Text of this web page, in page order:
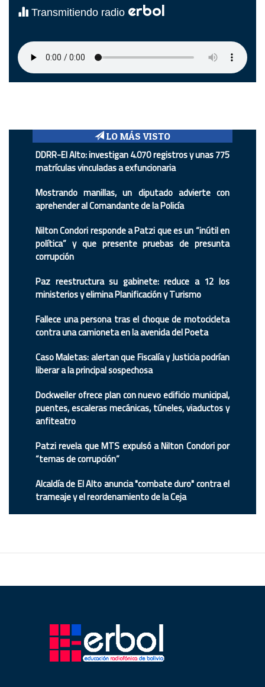
Transmitiendo radio erbol
LO MÁS VISTO
DDRR-El Alto: investigan 4.070 registros y unas 775
matrículas vinculadas a exfuncionaria
Mostrando manillas, un diputado advierte con
aprehender al Comandante de la Policía
Nilton Condori responde a Patzi que es un “inútil en
política” y que presente pruebas de presunta
corrupción
Paz reestructura su gabinete: reduce a 12 los
ministerios y elimina Planificación y Turismo
Fallece una persona tras el choque de motocicleta
contra una camioneta en la avenida del Poeta
Caso Maletas: alertan que Fiscalía y Justicia podrían
liberar a la principal sospechosa
Dockweiler ofrece plan con nuevo edificio municipal,
puentes, escaleras mecánicas, túneles, viaductos y
anfiteatro
Patzi revela que MTS expulsó a Nilton Condori por
“temas de corrupción”
Alcaldía de El Alto anuncia "combate duro" contra el
trameaje y el reordenamiento de la Ceja